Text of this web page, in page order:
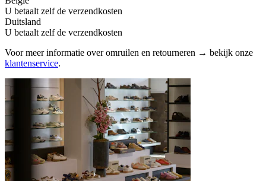
U betaalt zelf de verzendkosten
Duitsland
U betaalt zelf de verzendkosten
Voor meer informatie over omruilen en retourneren → bekijk onze
klantenservice.